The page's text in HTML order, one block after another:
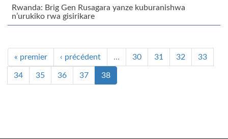
Rwanda: Brig Gen Rusagara yanze kuburanishwa
n’urukiko rwa gisirikare
« premier ‹ précédent … 30 31 32 33
34 35 36 37 38